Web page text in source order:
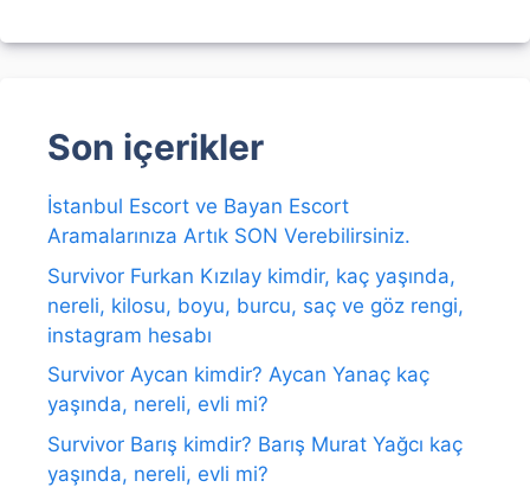
Son içerikler
İstanbul Escort ve Bayan Escort
Aramalarınıza Artık SON Verebilirsiniz.
Survivor Furkan Kızılay kimdir, kaç yaşında,
nereli, kilosu, boyu, burcu, saç ve göz rengi,
instagram hesabı
Survivor Aycan kimdir? Aycan Yanaç kaç
yaşında, nereli, evli mi?
Survivor Barış kimdir? Barış Murat Yağcı kaç
yaşında, nereli, evli mi?